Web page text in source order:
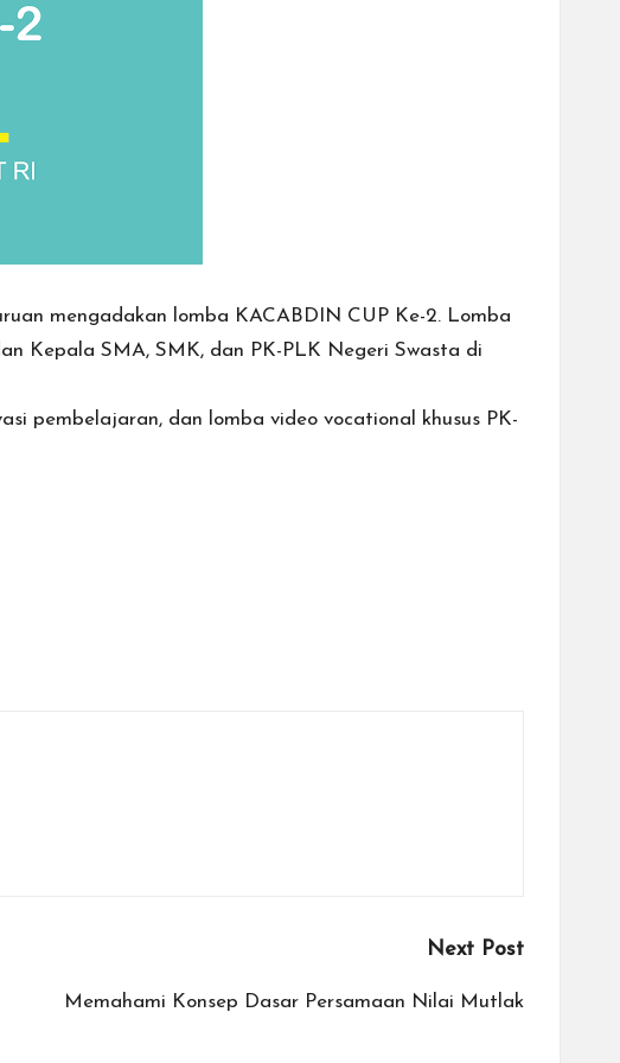
mengadakan lomba KACABDIN CUP Ke-2. Lomba
Kepala SMA, SMK, dan PK-PLK Negeri Swasta di
pembelajaran, dan lomba video vocational khusus PK-
Next Post
Memahami Konsep Dasar Persamaan Nilai Mutlak